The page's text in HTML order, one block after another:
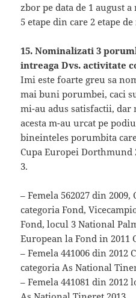
zbor pe data de 1 august
5 etape din care 2 etape
15. Nominalizati 3
intreaga Dvs. activitate
Imi este foarte greu sa
mai buni porumbei, caci
mi-au adus satisfactii,
acesta m-au urcat pe
bineinteles porumbita
Cupa Europei Dorthmund
3.
– Femela 562027 din
categoria Fond,
Fond, locul 3 National
European la Fond in
– Femela 441006 din 2012
categoria As National
– Femela 441081 din